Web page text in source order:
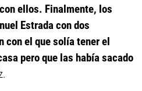
ellos. Finalmente, los
Estrada con dos
con el que solía tener el
pero que las había sacado